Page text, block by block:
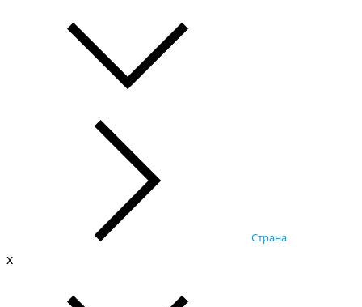
Страна
x